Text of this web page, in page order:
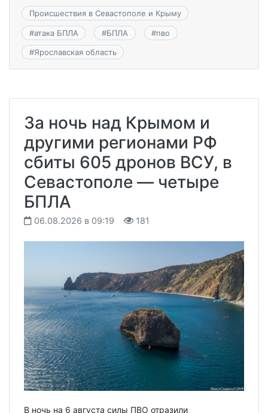
Происшествия в Севастополе и Крыму
#атака БПЛА #БПЛА #пво
#Ярославская область
За ночь над Крымом и
другими регионами РФ
сбиты 605 дронов ВСУ, в
Севастополе — четыре
БПЛА
06.08.2026 в 09:19 181
В ночь на 6 августа силы ПВО отразили